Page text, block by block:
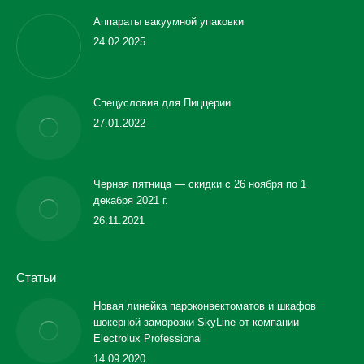
Аппараты вакуумной упаковки
24.02.2025
Спецусловия для Пиццерии
27.01.2022
Черная пятница — скидки с 26 ноября по 1
декабря 2021 г.
26.11.2021
Статьи
Новая линейка пароконвектоматов и шкафов
шокерной заморозки SkyLine от компании
Electrolux Professional
14.09.2020